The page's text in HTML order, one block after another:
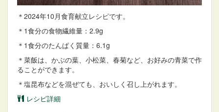
＊2024年10月食育献立レシピです。
＊1食分の食物繊維量：2.9g
＊1食分のたんぱく質量：6.1g
＊菜飯は、かぶの葉、小松菜、春菊など、お好みの青菜で作
ることができます。
＊塩昆布などを混ぜても、おいしく召し上がれます。
レシピ詳細